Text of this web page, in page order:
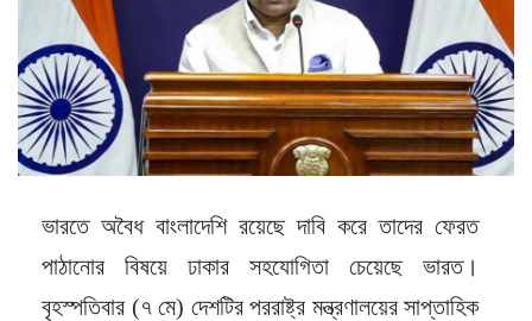
ভারতে অবৈধ বাংলাদেশি রয়েছে দাবি করে তাদের ফেরত
পাঠানোর বিষয়ে ঢাকার সহযোগিতা চেয়েছে ভারত।
বৃহস্পতিবার (৭ মে) দেশটির পররাষ্ট্র মন্ত্রণালয়ের সাপ্তাহিক